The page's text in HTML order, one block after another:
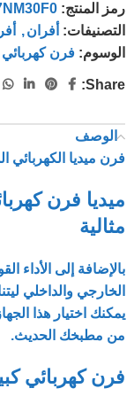
رمز المنتج:
التصنيفات: أفران,
الوسوم: فرن كهربائي
Share:
الوصف
فرن ميديا الكهربائي المدمج ,
مثالية
بالإضافة إلى الأداء
الخارجي والداخلي
يمكنك اختيار هذا
من مطبخك الحديث.
فرن كهربائي